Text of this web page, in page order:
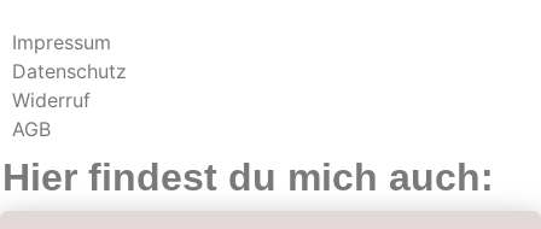
Impressum
Datenschutz
Widerruf
AGB
Hier findest du mich auch: